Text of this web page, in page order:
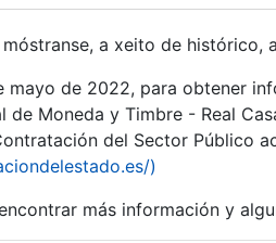
a xeito de histórico,
mayo de 2022, para obtener
de Moneda y Timbre - Real
del Sector Público
)
más información y